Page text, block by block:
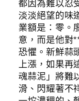
都因為難以忍
淡淡絕望的味
業額是：零。
意，而是他對
恐懼。新鮮蒜
上漲，如果再
魂蒜泥」將難
滑、閃耀著不